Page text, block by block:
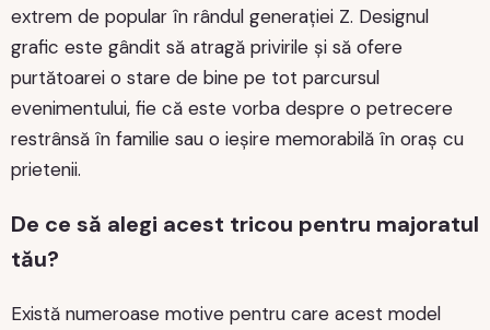
extrem de popular în rândul generației Z. Designul
grafic este gândit să atragă privirile și să ofere
purtătoarei o stare de bine pe tot parcursul
evenimentului, fie că este vorba despre o petrecere
restrânsă în familie sau o ieșire memorabilă în oraș cu
prietenii.
De ce să alegi acest tricou pentru majoratul
tău?
Există numeroase motive pentru care acest model